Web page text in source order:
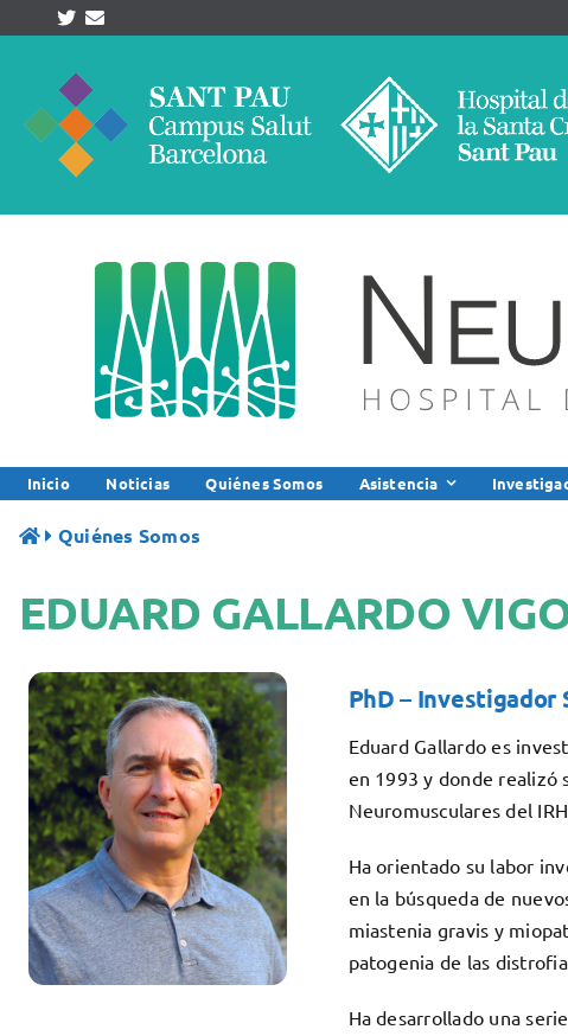
content
Inicio Noticias Quiénes Somos Asistencia
Quiénes Somos
EDUARD GALLARDO
PhD – Investigador
Eduard Gallardo es
en 1993 y donde realizó
Neuromusculares del
Ha orientado su labor
en la búsqueda de
miastenia gravis y
patogenia de las
Ha desarrollado una